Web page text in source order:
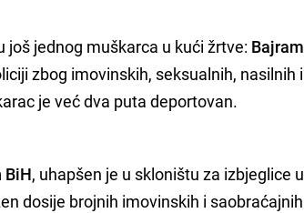
jednog muškarca u kući žrtve:
zbog imovinskih, seksualnih, nasilnih i
je već dva puta deportovan.
BiH, uhapšen je u skloništu za izbjeglice
dosije brojnih imovinskih i